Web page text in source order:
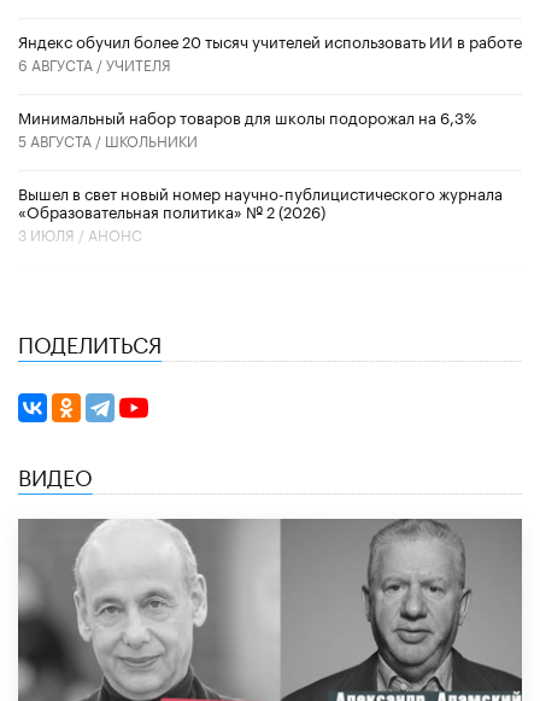
​Яндекс обучил более 20 тысяч учителей использовать ИИ в работе
6 АВГУСТА /УЧИТЕЛЯ
Минимальный набор товаров для школы подорожал на 6,3%
5 АВГУСТА / ШКОЛЬНИКИ
Вышел в свет новый номер научно-публицистического журнала
«Образовательная политика» № 2 (2026)
3 ИЮЛЯ / АНОНС
ПОДЕЛИТЬСЯ
ВИДЕО